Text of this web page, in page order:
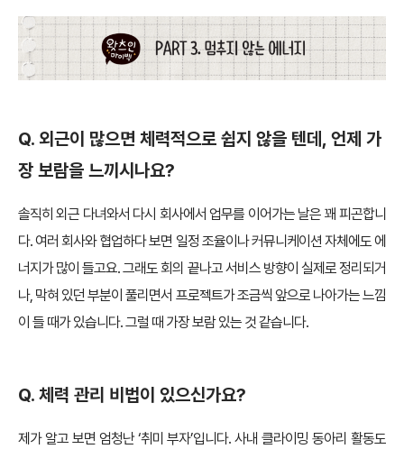
Q. 외근이 많으면 체력적으로 쉽지 않을 텐데, 언제 가
장 보람을 느끼시나요?
솔직히 외근 다녀와서 다시 회사에서 업무를 이어가는 날은 꽤 피곤합니
다. 여러 회사와 협업하다 보면 일정 조율이나 커뮤니케이션 자체에도 에
너지가 많이 들고요. 그래도 회의 끝나고 서비스 방향이 실제로 정리되거
나, 막혀 있던 부분이 풀리면서 프로젝트가 조금씩 앞으로 나아가는 느낌
이 들 때가 있습니다. 그럴 때 가장 보람 있는 것 같습니다.
Q. 체력 관리 비법이 있으신가요?
제가 알고 보면 엄청난 ‘취미 부자’입니다. 사내 클라이밍 동아리 활동도